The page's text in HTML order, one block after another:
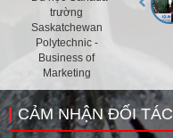
trường
Saskatchewan
Polytechnic -
Business of
Marketing
CẢM NHẬN ĐỐI TÁC